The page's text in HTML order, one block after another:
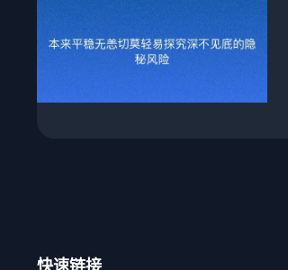
快速链接